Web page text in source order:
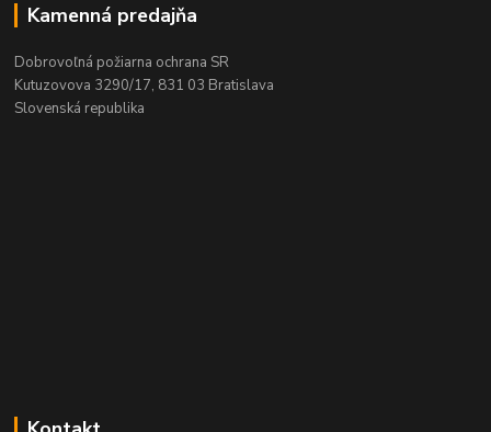
Kamenná predajňa
Dobrovoľná požiarna ochrana SR
Kutuzovova 3290/17, 831 03 Bratislava
Slovenská republika